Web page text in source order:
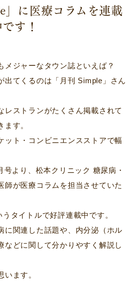
に医療コラムを連載
す！
メジャーなタウン誌といえば？
出てくるのは「月刊 Simple」さん
レストランがたくさん掲載されて
す。
ット・コンビニエンスストアで幅
より、松本クリニック 糖尿病・
師が医療コラムを担当させていた
タイトルで好評連載中です。
に関連した話題や、内分泌（ホル
などに関して分かりやすく解説し
ます。